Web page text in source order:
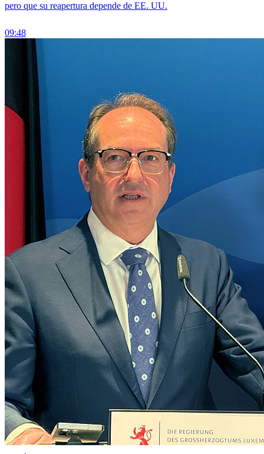
pero que su reapertura depende de EE. UU.
09:48